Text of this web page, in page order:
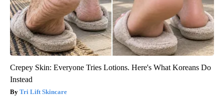
Crepey Skin: Everyone Tries Lotions. Here's What Koreans Do
Instead
Tri Lift Skincare